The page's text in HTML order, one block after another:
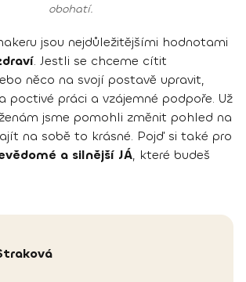
obohatí.
jsou nejdůležitějšími hodnotami
. Jestli se chceme cítit
něco na svojí postavě upravit,
poctivé práci a vzájemné podpoře. Už
jsme pomohli změnit pohled na
na sobě to krásné. Pojď si také pro
a silnější JÁ, které budeš